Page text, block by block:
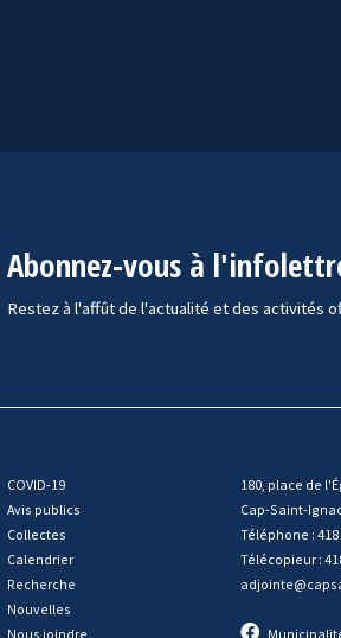
Abonnez-vous à
Restez à l'affût de l'actualité et des activités
COVID-19
Avis publics
Collectes
Calendrier
Recherche
Nouvelles
Nous joindre
180, place de
Cap-Saint-
Téléphone : 418
Télécopieur :